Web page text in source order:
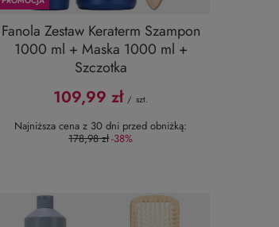
Fanola Zestaw Keraterm Szampon
1000 ml + Maska 1000 ml +
Szczotka
109,99 zł / szt.
Najniższa cena z 30 dni przed obniżką:
178,98 zł-38%